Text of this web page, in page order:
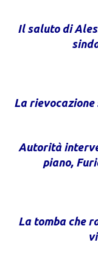
Il saluto di
La
Autorità
piano,
La tomba che